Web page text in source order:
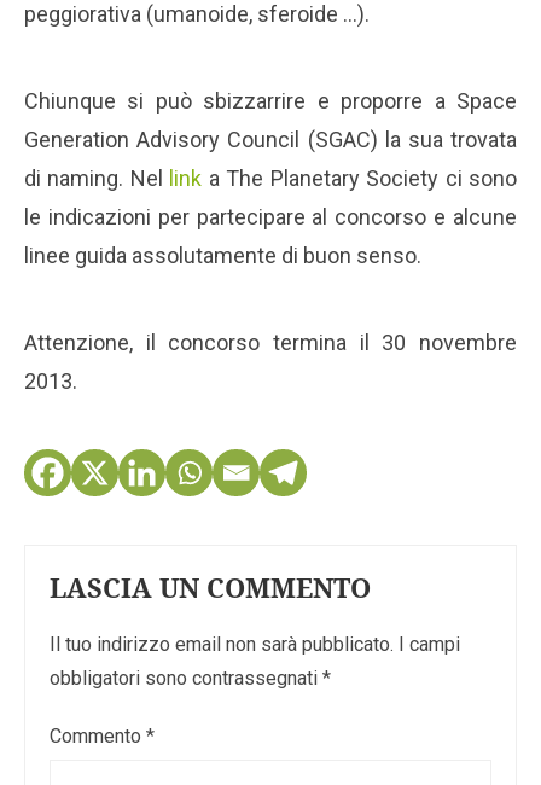
peggiorativa (umanoide, sferoide …).
Chiunque si può sbizzarrire e proporre a Space
Generation Advisory Council (SGAC) la sua trovata
di naming. Nel
link a The Planetary Society ci sono
le indicazioni per partecipare al concorso e alcune
linee guida assolutamente di buon senso.
Attenzione, il concorso termina il 30 novembre
2013.
LASCIA UN COMMENTO
Il tuo indirizzo email non sarà pubblicato. I campi
obbligatori sono contrassegnati *
Commento *